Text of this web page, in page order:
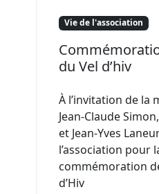
Vie de l'association
du Vel d’hiv
À l’invitation de la
Jean-Claude
et Jean-Yves
l’association pour
commémoration
d’Hiv